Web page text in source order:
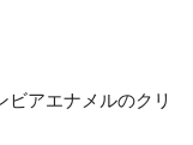
アエナメルのクリ